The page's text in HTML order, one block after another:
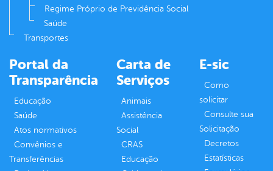
Regime Próprio de Previdência Social
Saúde
Transportes
Portal da
Transparência
Educação
Saúde
Atos normativos
Convênios e
Transferências
Carta de
Serviços
Animais
Assistência
Social
CRAS
Educação
E-sic
Como
solicitar
Consulte sua
Solicitação
Decretos
Estatísticas